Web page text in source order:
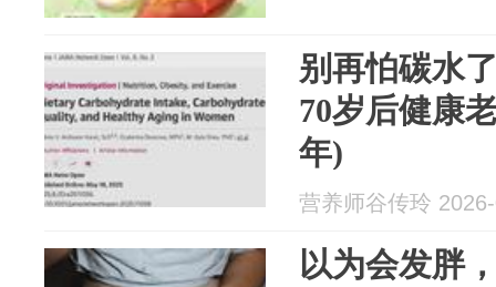
别再怕碳水
70岁后健康
年)
营养师谷传玲
以为会发胖